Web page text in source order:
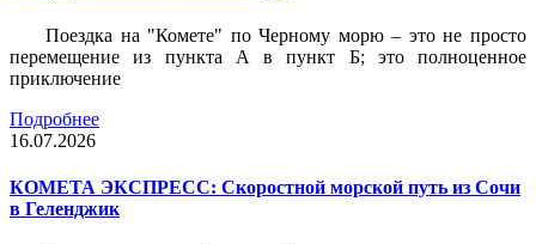
Поездка на "Комете" по Черному морю – это не просто
перемещение из пункта А в пункт Б; это полноценное
приключение
Подробнее
16.07.2026
КОМЕТА ЭКСПРЕСС: Скоростной морской путь из Сочи
в Геленджик